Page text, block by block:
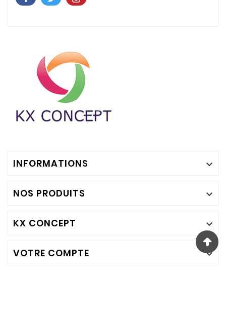
INFORMATIONS 
NOS PRODUITS 
KX CONCEPT 
VOTRE COMPTE 